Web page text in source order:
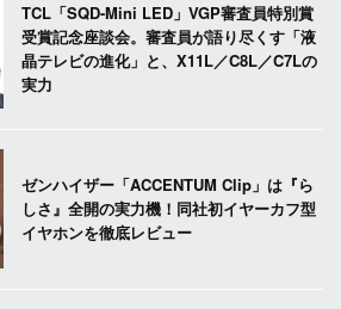
TCL「SQD-Mini LED」VGP審査員特別賞
受賞記念座談会。審査員が語り尽くす「液
晶テレビの進化」と、X11L／C8L／C7Lの
実力
ゼンハイザー「ACCENTUM Clip」は『ら
しさ』全開の実力機！同社初イヤーカフ型
イヤホンを徹底レビュー